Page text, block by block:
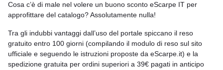
Cosa c’è di male nel volere un buono sconto eScarpe IT per
approfittare del catalogo? Assolutamente nulla!
Tra gli indubbi vantaggi dall’uso del portale spiccano il reso
gratuito entro 100 giorni (compilando il modulo di reso sul sito
ufficiale e seguendo le istruzioni proposte da eScarpe.it) e la
spedizione gratuita per ordini superiori a 39€ pagati in anticipo